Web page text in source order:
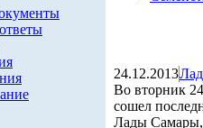
24.12.2013
Во вторник
сошел
Лады Самары,